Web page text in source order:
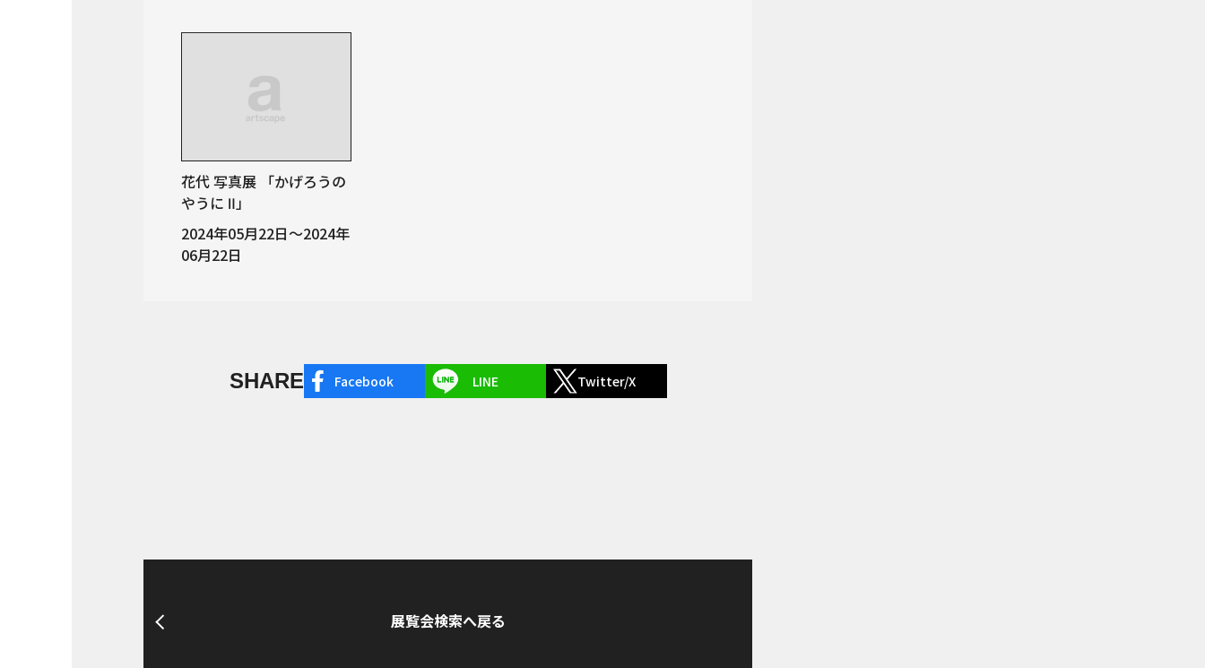
花代 写真展 「かげろうの
やうに Ⅱ」
2024年05月22日～2024年
06月22日
SHARE Facebook LINE Twitter/X
展覧会検索へ戻る